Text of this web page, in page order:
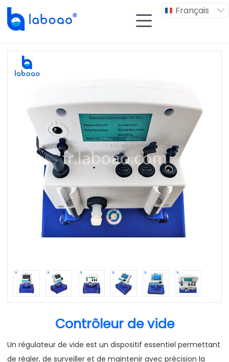
Français 

Contrôleur de vide
Un régulateur de vide est un dispositif essentiel permettant
de régler, de surveiller et de maintenir avec précision la